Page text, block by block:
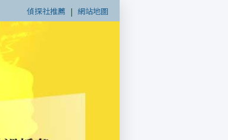
偵探社推薦 | 網站地圖